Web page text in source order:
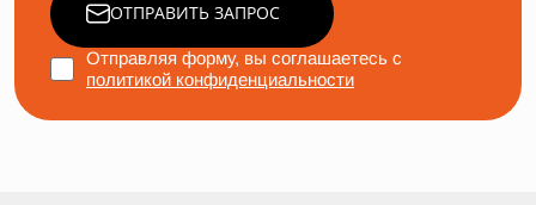
ОТПРАВИТЬ ЗАПРОС
Отправляя форму, вы соглашаетесь с
политикой конфиденциальности